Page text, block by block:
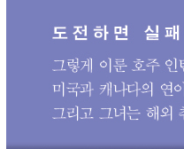
뉴욕! 내가 간다
미국에서 인턴십 구하기, 생각
뉴욕에서 맨땅에 헤딩하기
거리로 나가자